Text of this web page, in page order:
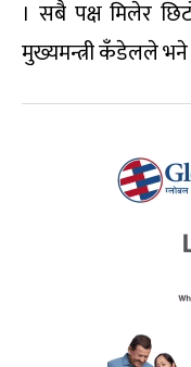
। सबै पक्ष मिलेर
मुख्यमन्त्री कँडेलले भने